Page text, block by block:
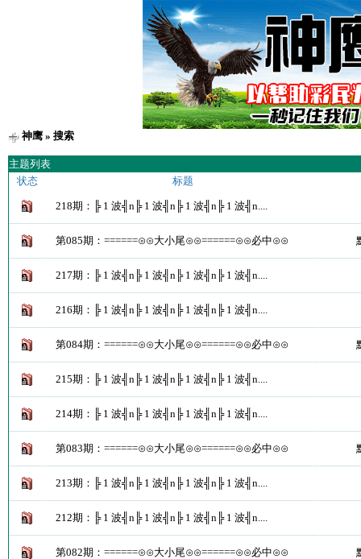
神鹰» 搜索
主题列表
状态
标题
218期：╠ 1 波╣n╠ 1 波╣n╠ 1 波╣n╠ 1 波╣n....
第085期：======⊙⊙大小尾⊙⊙======⊙⊙必中⊙⊙
217期：╠ 1 波╣n╠ 1 波╣n╠ 1 波╣n╠ 1 波╣n....
216期：╠ 1 波╣n╠ 1 波╣n╠ 1 波╣n╠ 1 波╣n....
第084期：======⊙⊙大小尾⊙⊙======⊙⊙必中⊙⊙
215期：╠ 1 波╣n╠ 1 波╣n╠ 1 波╣n╠ 1 波╣n....
214期：╠ 1 波╣n╠ 1 波╣n╠ 1 波╣n╠ 1 波╣n....
第083期：======⊙⊙大小尾⊙⊙======⊙⊙必中⊙⊙
213期：╠ 1 波╣n╠ 1 波╣n╠ 1 波╣n╠ 1 波╣n....
212期：╠ 1 波╣n╠ 1 波╣n╠ 1 波╣n╠ 1 波╣n....
第082期：======⊙⊙大小尾⊙⊙======⊙⊙必中⊙⊙